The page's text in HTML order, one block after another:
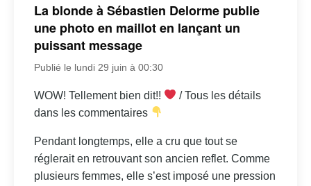
La blonde à Sébastien Delorme publie
une photo en maillot en lançant un
puissant message
Publié le lundi 29 juin à 00:30
WOW! Tellement bien dit!!
/ Tous les détails
dans les commentaires
Pendant longtemps, elle a cru que tout se
réglerait en retrouvant son ancien reflet. Comme
plusieurs femmes, elle s’est imposé une pression